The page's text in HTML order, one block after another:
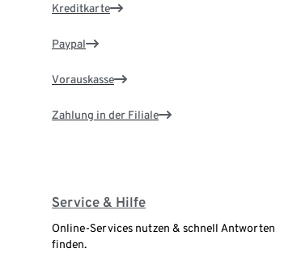
Kreditkarte
Paypal
Vorauskasse
Zahlung in der Filiale
Service & Hilfe
Online-Services nutzen & schnell Antworten
finden.